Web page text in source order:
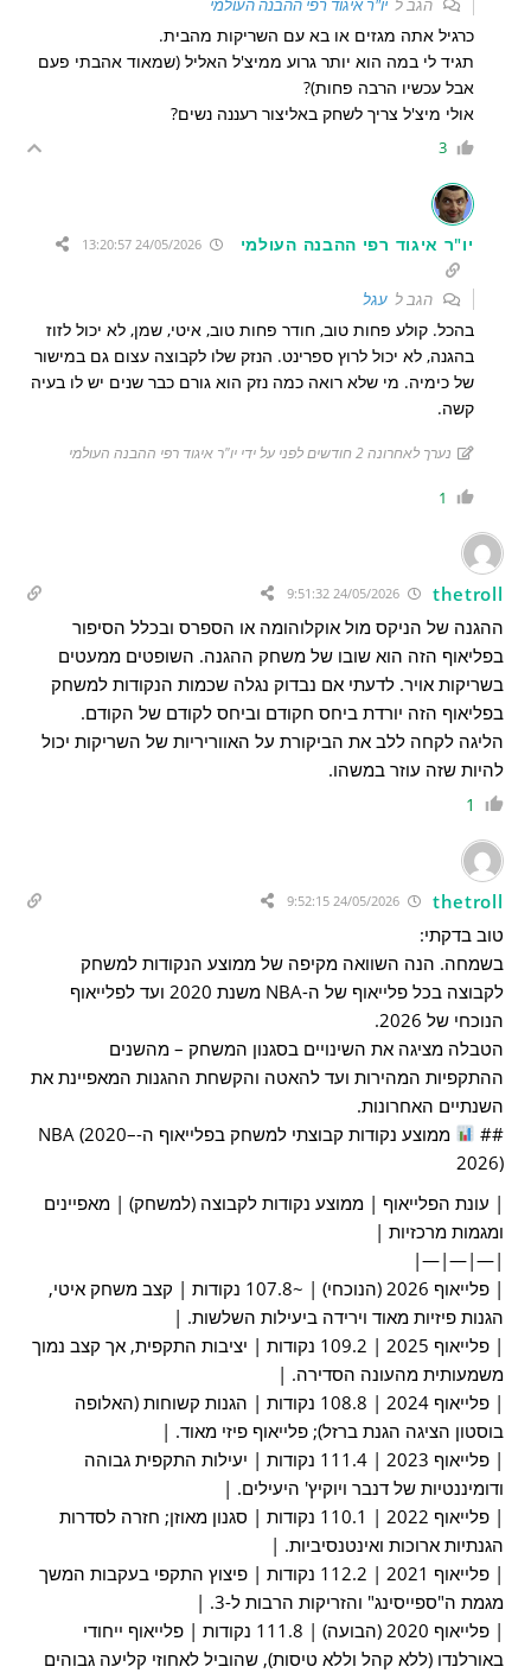
הגב ליו"ר איגוד רפי ההבנה העולמי
כרגיל אתה מגזים או בא עם השריקות מהבית.
תגיד לי במה הוא יותר גרוע ממיצ'ל האליל (שמאוד אהבתי פעם
אבל עכשיו הרבה פחות)?
אולי מיצ'ל צריך לשחק באליצור רעננה נשים?
3
יו"ר איגוד רפי ההבנה העולמי 24/05/2026 13:20:57
הגב לעגל
בהכל. קולע פחות טוב, חודר פחות טוב, איטי, שמן, לא יכול לזוז
בהגנה, לא יכול לרוץ ספרינט. הנזק שלו לקבוצה עצום גם במישור
של כימיה. מי שלא רואה כמה נזק הוא גורם כבר שנים יש לו בעיה
קשה.
נערך לאחרונה 2 חודשים לפני על ידי יו"ר איגוד רפי ההבנה העולמי
1
thetroll
24/05/2026 9:51:32
ההגנה של הניקס מול אוקלוהומה או הספרס ובכלל הסיפור
בפליאוף הזה הוא שובו של משחק ההגנה. השופטים ממעטים
בשריקות אויר. לדעתי אם נבדוק נגלה שכמות הנקודות למשחק
בפליאוף הזה יורדת ביחס חקודם וביחס לקודם של הקודם.
הליגה לקחה ללב את הביקורת על האווריריות של השריקות יכול
להיות שזה עוזר במשהו.
1
thetroll
24/05/2026 9:52:15
טוב בדקתי:
בשמחה. הנה השוואה מקיפה של ממוצע הנקודות למשחק
לקבוצה בכל פלייאוף של ה-NBA משנת 2020 ועד לפלייאוף
הנוכחי של 2026.
הטבלה מציגה את השינויים בסגנון המשחק – מהשנים
ההתקפיות המהירות ועד להאטה והקשחת ההגנות המאפיינת את
השנתיים האחרונות.
##
ממוצע נקודות קבוצתי למשחק בפלייאוף ה-NBA (2020–
2026)
| עונת הפלייאוף | ממוצע נקודות לקבוצה (למשחק) | מאפיינים
ומגמות מרכזיות |
|—|—|—|
| פלייאוף 2026 (הנוכחי) | ~107.8 נקודות | קצב משחק איטי,
הגנות פיזיות מאוד וירידה ביעילות השלשות. |
| פלייאוף 2025 | 109.2 נקודות | יציבות התקפית, אך קצב נמוך
משמעותית מהעונה הסדירה. |
| פלייאוף 2024 | 108.8 נקודות | הגנות קשוחות (האלופה
בוסטון הציגה הגנת ברזל); פלייאוף פיזי מאוד. |
| פלייאוף 2023 | 111.4 נקודות | יעילות התקפית גבוהה
ודומיננטיות של דנבר ויוקיץ' היעילים. |
| פלייאוף 2022 | 110.1 נקודות | סגנון מאוזן; חזרה לסדרות
הגנתיות ארוכות ואינטנסיביות. |
| פלייאוף 2021 | 112.2 נקודות | פיצוץ התקפי בעקבות המשך
מגמת ה"ספייסינג" והזריקות הרבות ל-3. |
| פלייאוף 2020 (הבועה) | 111.8 נקודות | פלייאוף ייחודי
באורלנדו (ללא קהל וללא טיסות), שהוביל לאחוזי קליעה גבוהים